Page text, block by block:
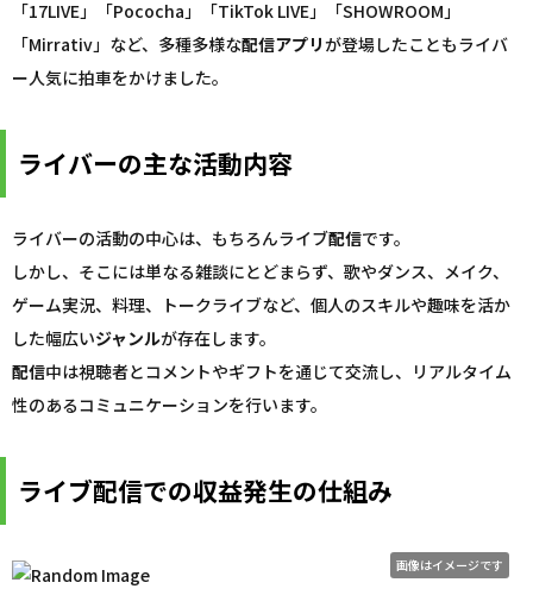
「17LIVE」「Pococha」「TikTok LIVE」「SHOWROOM」
「Mirrativ」など、多種多様な配信アプリが登場したこともライバ
ー人気に拍車をかけました。
ライバーの主な活動内容
ライバーの活動の中心は、もちろんライブ配信です。
しかし、そこには単なる雑談にとどまらず、歌やダンス、メイク、
ゲーム実況、料理、トークライブなど、個人のスキルや趣味を活か
した幅広いジャンルが存在します。
配信中は視聴者とコメントやギフトを通じて交流し、リアルタイム
性のあるコミュニケーションを行います。
ライブ配信での収益発生の仕組み
画像はイメージです